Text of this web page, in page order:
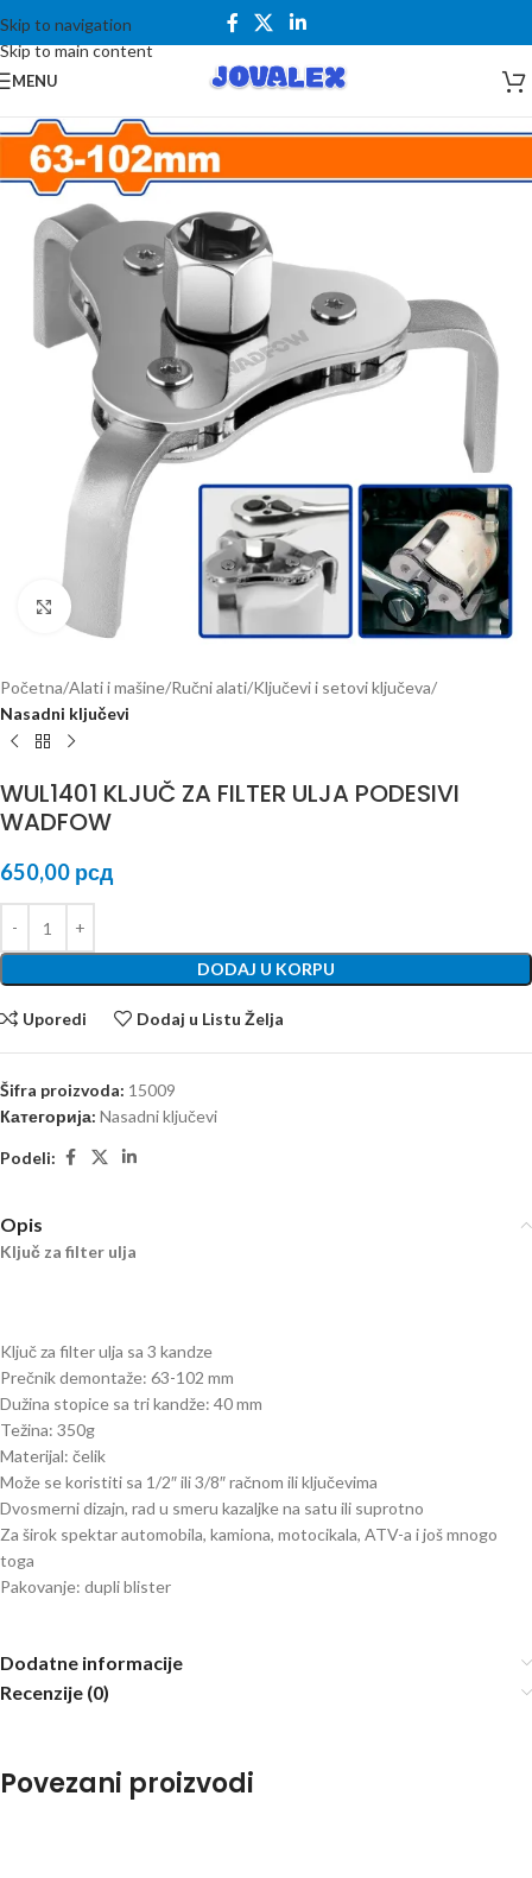
Skip to navigation
Skip to main content
MENU
Kliknite za uvećanje
Početna Alati i mašine Ručni alati Ključevi i setovi ključeva
Nasadni ključevi
WUL1401 KLJUČ ZA FILTER ULJA PODESIVI
WADFOW
650,00 рсд
DODAJ U KORPU
Uporedi Dodaj u Listu Želja
Šifra proizvoda: 15009
Категорија: Nasadni ključevi
Podeli:
Opis
Ključ za filter ulja
Ključ za filter ulja sa 3 kandze
Prečnik demontaže: 63-102 mm
Dužina stopice sa tri kandže: 40 mm
Težina: 350g
Materijal: čelik
Može se koristiti sa 1/2″ ili 3/8″ račnom ili ključevima
Dvosmerni dizajn, rad u smeru kazaljke na satu ili suprotno
Za širok spektar automobila, kamiona, motocikala, ATV-a i još mnogo
toga
Pakovanje: dupli blister
Dodatne informacije
Recenzije (0)
Povezani proizvodi